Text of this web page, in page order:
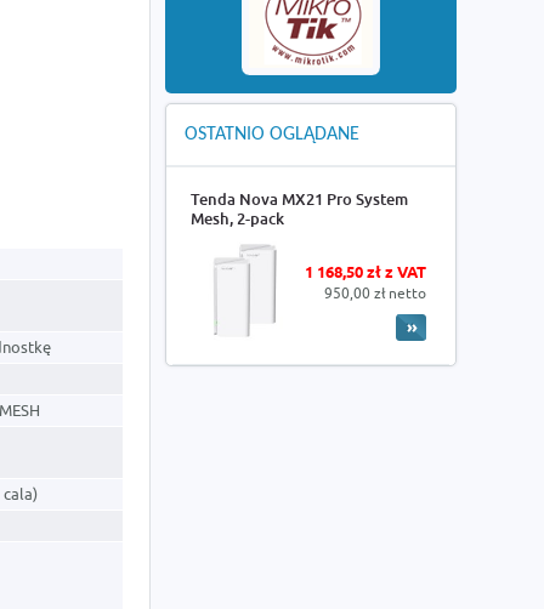
cala)
OSTATNIO OGLĄDANE
Tenda Nova MX21 Pro System
Mesh, 2-pack
1 168,50 zł z VAT
950,00 zł netto